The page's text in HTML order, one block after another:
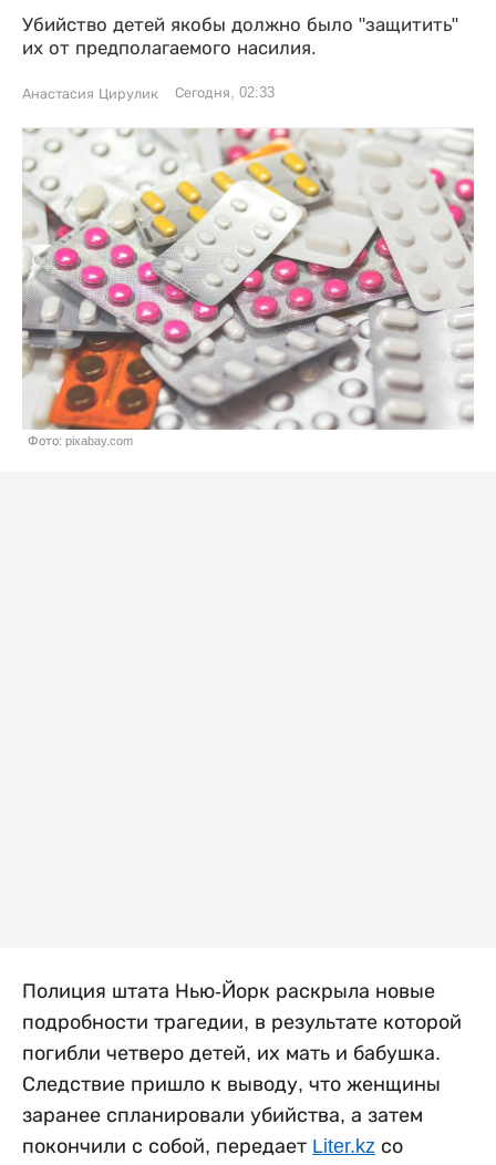
Убийство детей якобы должно было "защитить"
их от предполагаемого насилия.
Анастасия Цирулик Сегодня, 02:33
Фото: pixabay.com
Полиция штата Нью-Йорк раскрыла новые
подробности трагедии, в результате которой
погибли четверо детей, их мать и бабушка.
Следствие пришло к выводу, что женщины
заранее спланировали убийства, а затем
покончили с собой, передает Liter.kz со